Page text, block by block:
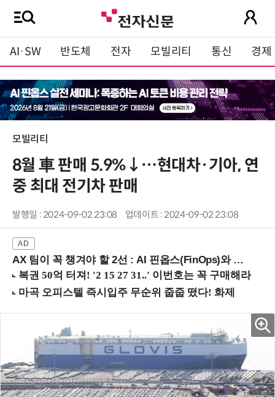
AI·SW 반도체 전자 모빌리티 통신 경제
모빌리티
8월 車 판매 5.9%↓…현대차·기아, 연
중 최대 전기차 판매
발행일 : 2024-09-02 23:08 업데이트 : 2024-09-02 23:08
AX 팀이 꼭 챙겨야 할 2선 : AI 핀옵스(FinOps)와 토큰 거버넌스 (8/21 잠실역)